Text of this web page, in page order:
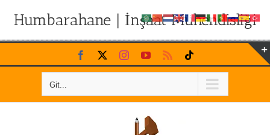
Humbarahane | İnşaat Mühendisliği
Skip
to
Facebook InstagramYouTubeRss
Git...